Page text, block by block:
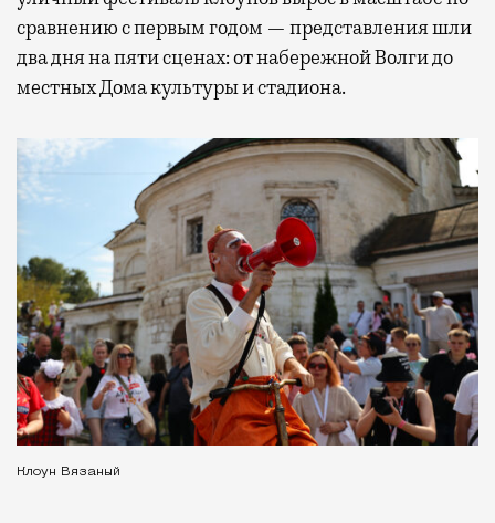
сравнению с первым годом — представления шли
два дня на пяти сценах: от набережной Волги до
местных Дома культуры и стадиона.
Клоун Вязаный